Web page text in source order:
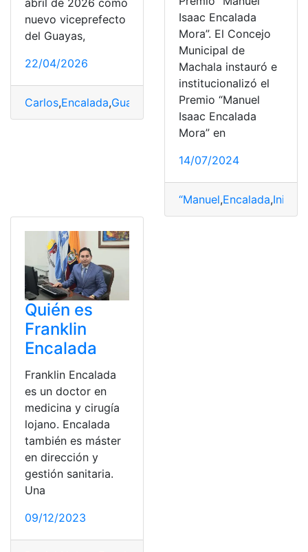
abril de 2026 como
nuevo viceprefecto
del Guayas,
22/04/2026
Carlos,Encalada,Guayas viceprefecto
Isaac Encalada
Mora”. El Concejo
Municipal de
Machala instauró e
institucionalizó el
Premio “Manuel
Isaac Encalada
Mora” en
14/07/2024
“Manuel,Encalada,Inician
Quién es
Franklin
Encalada
Franklin Encalada
es un doctor en
medicina y cirugía
lojano. Encalada
también es máster
en dirección y
gestión sanitaria.
Una
09/12/2023